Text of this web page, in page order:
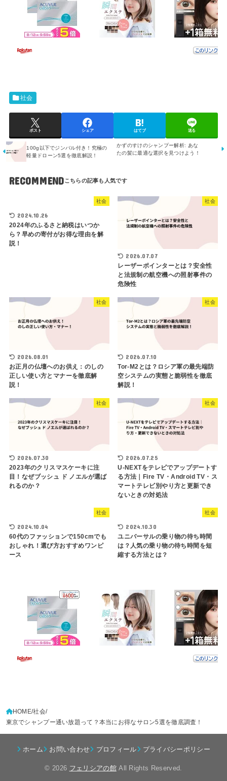
社会
ポスト シェア はてブ 送る
100g以下でジンバル付き！究極の
軽量ドローン5選を徹底解説！
かずのすけのシャンプー解析: あな
たの髪に最適な選択を見つけよう！
RECOMMEND
社会
2024.10.26
2024年のふるさと納税はいつか
ら？早めの寄付がお得な理由を解
説！
社会
2026.07.07
レーザーポインターとは？安全性
と法規制の航空機への照射事件の
危険性
社会
2026.08.01
お正月の仏壇へのお供え：のしの
正しい使い方とマナーを徹底解
説！
社会
2026.07.10
Tor-M2とは？ロシア軍の最先端防
空システムの実態と脆弱性を徹底
解説！
社会
2026.07.30
2023年のクリスマスケーキに注
目！なぜブッシュ ド ノエルが選ば
れるのか？
社会
2026.07.25
U-NEXTをテレビでアップデートす
る方法｜Fire TV・Android TV・ス
マートテレビ別やり方と更新でき
ないときの対処法
社会
2024.10.04
60代のファッションで150cmでも
おしゃれ！選び方おすすめワンピ
ース
社会
2024.10.30
ユニバーサルの乗り物の待ち時間
は？人気の乗り物の待ち時間を短
縮する方法とは？
HOME 社会
東京でシャンプー通い放題って？本当にお得なサロン5選を徹底調査！
ホーム お問い合わせ プロフィール プライバシーポリシー
© 2026 フェリシアの館All Rights Reserved.